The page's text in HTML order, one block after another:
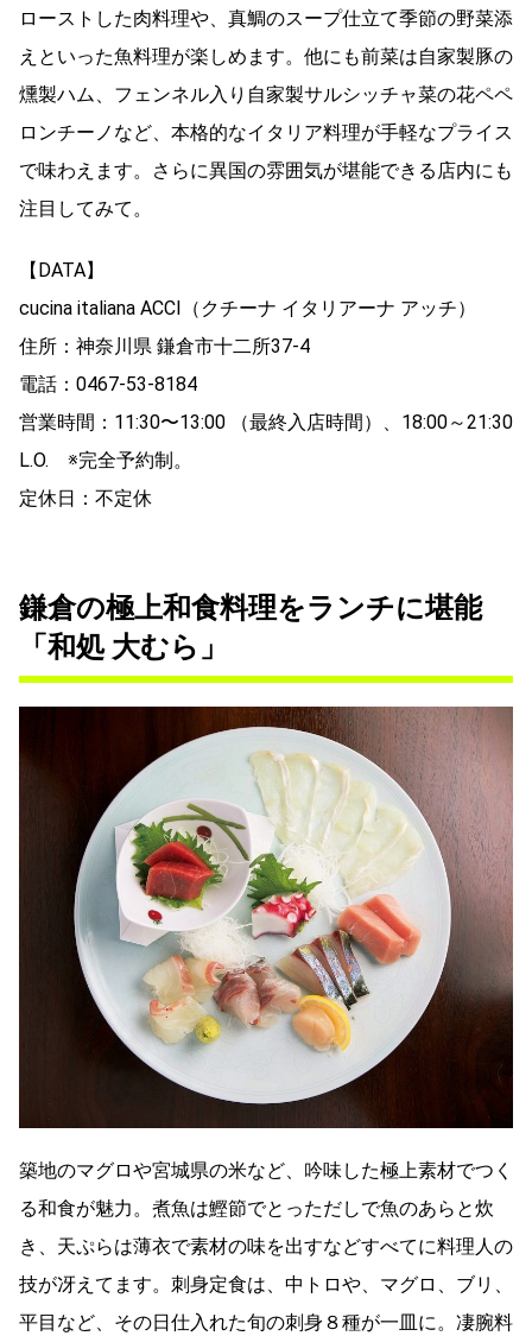
ローストした肉料理や、真鯛のスープ仕立て季節の野菜添
えといった魚料理が楽しめます。他にも前菜は自家製豚の
燻製ハム、フェンネル入り自家製サルシッチャ菜の花ペペ
ロンチーノなど、本格的なイタリア料理が手軽なプライス
で味わえます。さらに異国の雰囲気が堪能できる店内にも
注目してみて。
【DATA】
cucina italiana ACCI（クチーナ イタリアーナ アッチ）
住所：神奈川県 鎌倉市十二所37-4
電話：0467-53-8184
営業時間：11:30〜13:00 （最終入店時間）、18:00～21:30
L.O. ※完全予約制。
定休日：不定休
鎌倉の極上和食料理をランチに堪能
「和処 大むら」
築地のマグロや宮城県の米など、吟味した極上素材でつく
る和食が魅力。煮魚は鰹節でとっただしで魚のあらと炊
き、天ぷらは薄衣で素材の味を出すなどすべてに料理人の
技が冴えてます。刺身定食は、中トロや、マグロ、ブリ、
平目など、その日仕入れた旬の刺身８種が一皿に。凄腕料